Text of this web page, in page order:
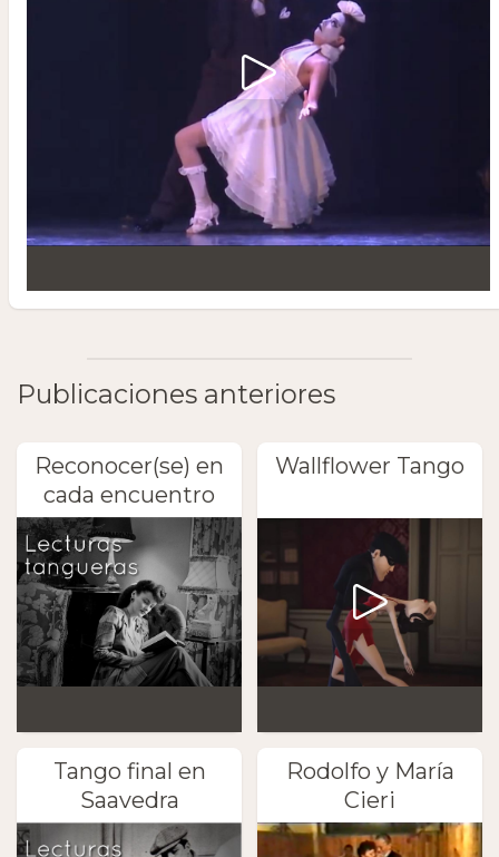
Publicaciones anteriores
Reconocer(se) en
cada encuentro
Wallflower Tango
Tango final en
Saavedra
Rodolfo y María
Cieri